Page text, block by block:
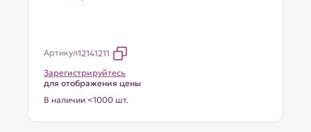
Артикул12141211
Зарегистрируйтесь
для отображения цены
В наличии <1000 шт.